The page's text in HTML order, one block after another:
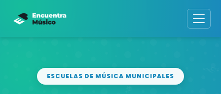
ESCUELAS DE MÚSICA MUNICIPALES